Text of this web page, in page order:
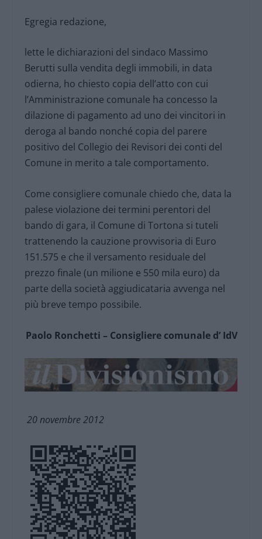
Egregia redazione,
lette le dichiarazioni del sindaco Massimo
Berutti sulla vendita degli immobili, in data
odierna, ho chiesto copia dell’atto con cui
l’Amministrazione comunale ha concesso la
dilazione di pagamento ad uno dei vincitori in
deroga al bando nonché copia del parere
positivo del Collegio dei Revisori dei conti del
Comune in merito a tale comportamento.
Come consigliere comunale chiedo che, data la
palese violazione dei termini perentori del
bando di gara, il Comune di Tortona si tuteli
trattenendo la cauzione provvisoria di Euro
151.575 e che il versamento residuale del
prezzo finale (un milione e 550 mila euro) da
parte della società aggiudicataria avvenga nel
più breve tempo possibile.
Paolo Ronchetti – Consigliere comunale d’ IdV
20 novembre 2012